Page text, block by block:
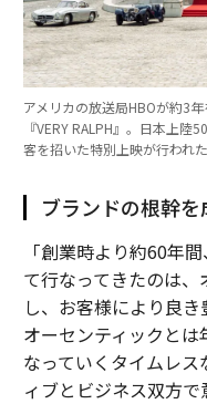
アメリカの放送局HBOが約3
『VERY RALPH』。日本上
客を招いた特別上映が行われた
ブランドの根幹
「創業時より約60年
て行なってきたのは
し、お客様により良き
オーセンティックとは
なっていくタイムレ
ィブとビジネス双方で